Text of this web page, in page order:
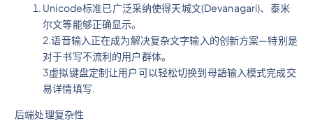
Unicode标准已广泛采纳使得天城文(Devanagari)、泰米
尔文等能够正确显示。
2.语音输入正在成为解决复杂文字输入的创新方案—特别是
对于书写不流利的用户群体。
3虚拟键盘定制让用户可以轻松切换到母語输入模式完成交
易详情填写.
后端处理复杂性